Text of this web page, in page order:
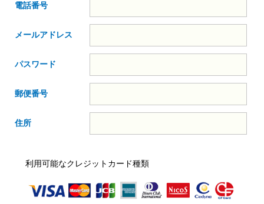
電話番号
メールアドレス
パスワード
郵便番号
住所
利用可能なクレジットカード種類